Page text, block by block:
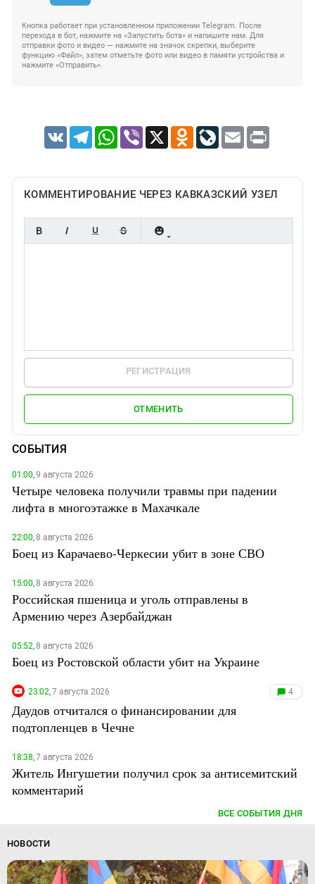
Кнопка работает при установленном приложении Telegram. После
перехода в бот, нажмите на «Запустить бота» и напишите нам. Для
отправки фото и видео — нажмите на значок скрепки, выберите
функцию «Файл», затем отметьте фото или видео в памяти устройства и
нажмите «Отправить».
VK TelegramWhatsApp
Viber X Odnoklassniki
LiveJournal
Email Print
КОММЕНТИРОВАНИЕ ЧЕРЕЗ КАВКАЗСКИЙ УЗЕЛ
РЕГИСТРАЦИЯ
ОТМЕНИТЬ
СОБЫТИЯ
01:00,9 августа 2026
Четыре человека получили травмы при падении
лифта в многоэтажке в Махачкале
22:00,8 августа 2026
Боец из Карачаево-Черкесии убит в зоне СВО
15:00,8 августа 2026
Российская пшеница и уголь отправлены в
Армению через Азербайджан
05:52,8 августа 2026
Боец из Ростовской области убит на Украине
23:02,7 августа 2026 4
Даудов отчитался о финансировании для
подтопленцев в Чечне
18:38,7 августа 2026
Житель Ингушетии получил срок за антисемитский
комментарий
ВСЕ СОБЫТИЯ ДНЯ
НОВОСТИ